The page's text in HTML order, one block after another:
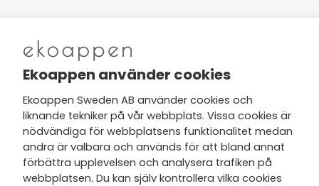
Nytt från Ekoappen
Jag har tagit del av Ekoappens
personuppgifts- och
integritetspolicyoch tar gärna del
av nyheter, hälsotips och exklusiva
erbjudanden via min e-post.
Ekoappen använder cookies
Ekoappen Sweden AB använder cookies och
liknande tekniker på vår webbplats. Vissa cookies är
nödvändiga för webbplatsens funktionalitet medan
andra är valbara och används för att bland annat
förbättra upplevelsen och analysera trafiken på
webbplatsen. Du kan själv kontrollera vilka cookies